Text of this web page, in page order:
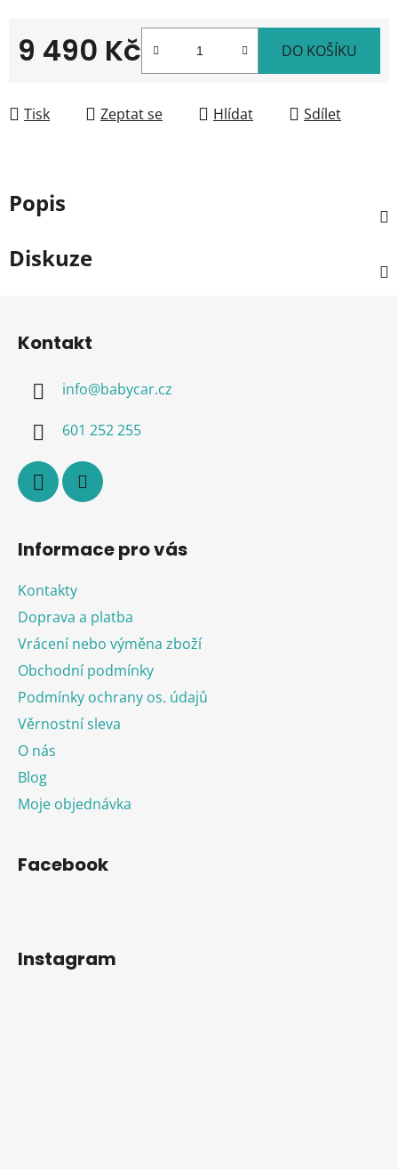
9 490 Kč DO KOŠÍKU
Tisk Zeptat se Hlídat Sdílet
Popis
Diskuze
Kontakt
info@babycar.cz
601 252 255
Informace pro vás
Kontakty
Doprava a platba
Vrácení nebo výměna zboží
Obchodní podmínky
Podmínky ochrany os. údajů
Věrnostní sleva
O nás
Blog
Moje objednávka
Facebook
Instagram